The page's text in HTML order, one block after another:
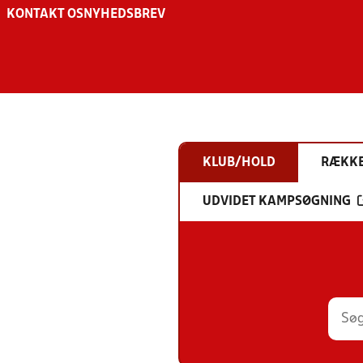
KONTAKT OS NYHEDSBREV
KLUB/HOLD
UDVIDET KAMPSØGNING